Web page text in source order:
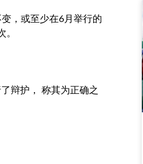
，或至少在6月举行的
。
辩护， 称其为正确之